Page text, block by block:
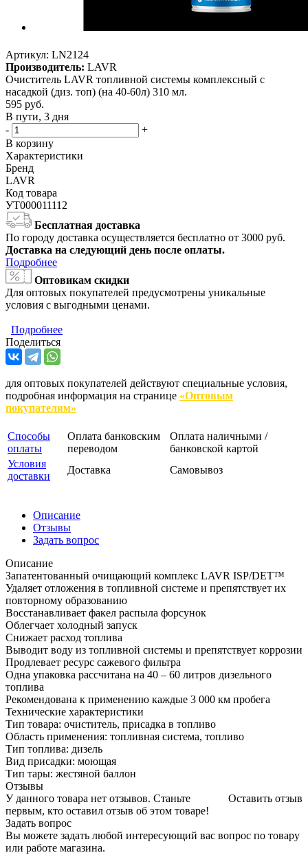
Артикул: LN2124
Производитель: LAVR
Очиститель LAVR топливной системы комплексный с
насадкой (диз. топ) (на 40-60л) 310 мл.
595 руб.
В пути, 3 дня
-
+
В корзину
Характеристики
Бренд
LAVR
Код товара
УТ000011112
Бесплатная доставка
По городу доставка осуществляется бесплатно от 3000 руб.
Доставка на следующий день после оплаты.
Подробнее
Оптовикам скидки
Для оптовых покупателей предусмотрены уникальные
условия с выгодными ценами.
Подробнее
Поделиться
для оптовых покупателей действуют специальные условия,
подробная информация на странице «Оптовым
покупателям»
Способы
оплаты
Оплата банковским
переводом
Оплата наличными /
банковской картой
Условия
доставки
Доставка Самовывоз
Описание
Отзывы
Задать вопрос
Описание
Запатентованный очищающий комплекс LAVR ISP/DET™
Удаляет отложения в топливной системе и препятствует их
повторному образованию
Восстанавливает факел распыла форсунок
Облегчает холодный запуск
Снижает расход топлива
Выводит воду из топливной системы и препятствует коррозии
Продлевает ресурс сажевого фильтра
Одна упаковка рассчитана на 40 – 60 литров дизельного
топлива
Рекомендована к применению каждые 3 000 км пробега
Технические характеристики
Тип товара: очиститель, присадка в топливо
Область применения: топливная система, топливо
Тип топлива: дизель
Вид присадки: моющая
Тип тары: жестяной баллон
Отзывы
Оставить отзыв
У данного товара нет отзывов. Станьте
первым, кто оставил отзыв об этом товаре!
Задать вопрос
Вы можете задать любой интересующий вас вопрос по товару
или работе магазина.